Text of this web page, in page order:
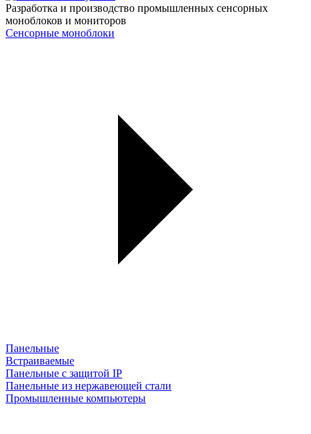
Разработка и производство промышленных сенсорных
моноблоков и мониторов
Сенсорные моноблоки
Панельные
Встраиваемые
Панельные с защитой IP
Панельные из нержавеющей стали
Промышленные компьютеры